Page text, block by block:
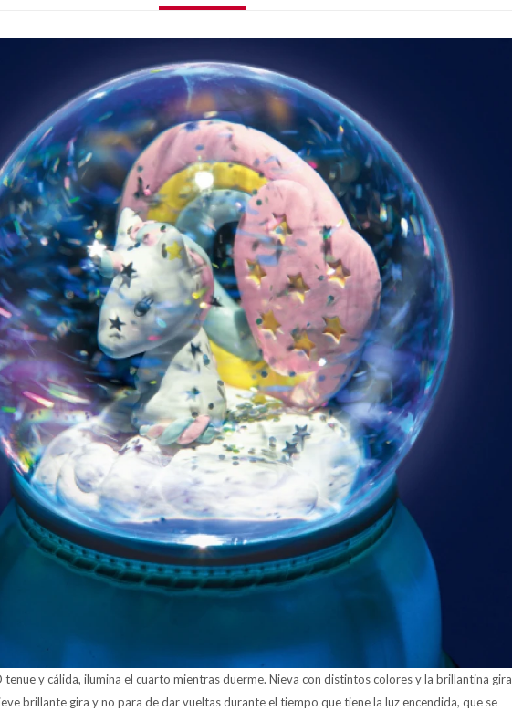
tenue y cálida, ilumina el cuarto mientras duerme. Nieva con distintos colores y la brillantina gira
brillante gira y no para de dar vueltas durante el tiempo que tiene la luz encendida, que se